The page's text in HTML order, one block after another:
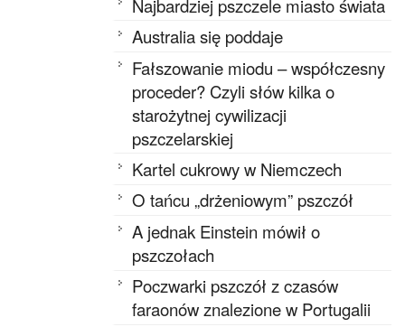
Najbardziej pszczele miasto świata
Australia się poddaje
Fałszowanie miodu – współczesny
proceder? Czyli słów kilka o
starożytnej cywilizacji
pszczelarskiej
Kartel cukrowy w Niemczech
O tańcu „drżeniowym” pszczół
A jednak Einstein mówił o
pszczołach
Poczwarki pszczół z czasów
faraonów znalezione w Portugalii